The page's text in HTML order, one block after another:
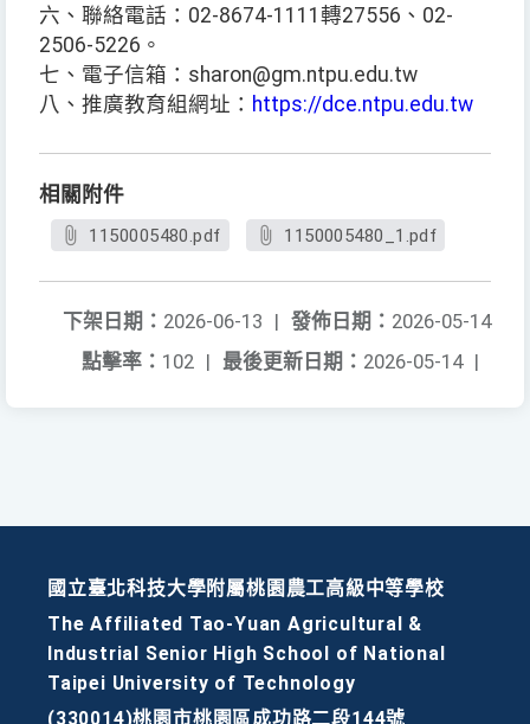
六、聯絡電話：02-8674-1111轉27556、02-
2506-5226。
七、電子信箱：sharon@gm.ntpu.edu.tw
八、推廣教育組網址： https://dce.ntpu.edu.tw
相關附件
1150005480.pdf 1150005480_1.pdf
發佈日期： 2026-05-14
下架日期： 2026-06-13 |
最後更新日期： 2026-05-14 |
點擊率： 102 |
國立臺北科技大學附屬桃園農工高級中等學校
The Affiliated Tao-Yuan Agricultural &
Industrial Senior High School of National
Taipei University of Technology
(330014)桃園市桃園區成功路二段144號